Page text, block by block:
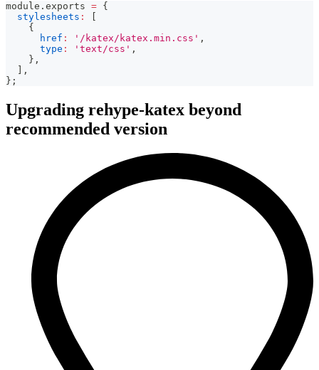
module . exports = {
stylesheets :
{
href : '/katex/katex.min.css' ,
type : 'text/css' ,
} ,
,
} ;
Upgrading rehype-katex beyond
recommended version